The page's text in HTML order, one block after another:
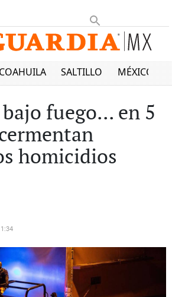
SALTILLO MÉXICO
fuego... en 5
homicidios